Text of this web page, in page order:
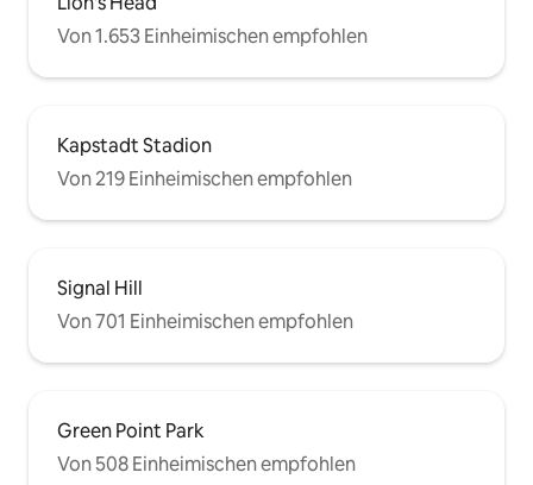
Von 1.653 Einheimischen empfohlen
Kapstadt Stadion
Von 219 Einheimischen empfohlen
Signal Hill
Von 701 Einheimischen empfohlen
Green Point Park
Von 508 Einheimischen empfohlen